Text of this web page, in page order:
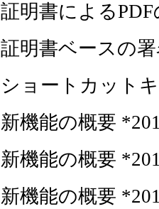
証明書による
証明書ベースの
ショートカット
新機能の概要
新機能の概要
新機能の概要